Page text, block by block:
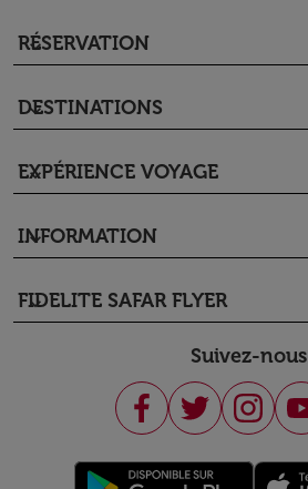
RÉSERVATION
keyboard_arrow_down
DESTINATIONS
keyboard_arrow_down
EXPÉRIENCE VOYAGE
keyboard_arrow_down
INFORMATION
keyboard_arrow_down
FIDELITE SAFAR FLYER
keyboard_arrow_down
Suivez-nous